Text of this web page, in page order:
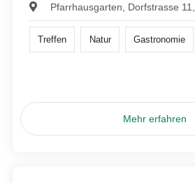
Pfarrhausgarten, Dorfstrasse
Treffen Natur Gastronomie
Mehr erfahren